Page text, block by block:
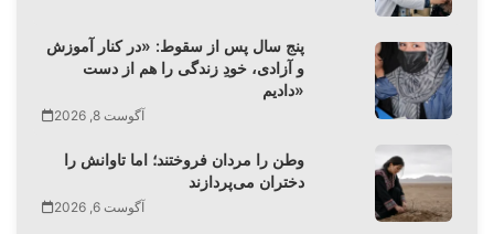
پنج سال پس از سقوط: «در کنار آموزش
و آزادی، خودِ زندگی را هم از دست
دادیم»
آگوست 8, 2026
وطن را مردان فروختند؛ اما تاوانش را
دختران می‌پردازند
آگوست 6, 2026